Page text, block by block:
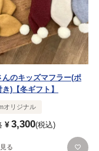
んのキッズマフラー(ポ
)【冬ギフト】
オリジナル
¥3,300 税込
る